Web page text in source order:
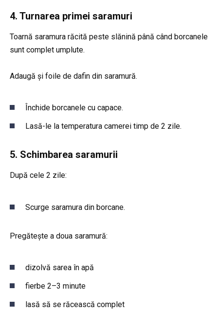
4. Turnarea primei saramuri
Toarnă saramura răcită peste slănină până când borcanele
sunt complet umplute.
Adaugă și foile de dafin din saramură.
Închide borcanele cu capace.
Lasă-le la temperatura camerei timp de 2 zile.
5. Schimbarea saramurii
După cele 2 zile:
Scurge saramura din borcane.
Pregătește a doua saramură:
dizolvă sarea în apă
fierbe 2–3 minute
lasă să se răcească complet